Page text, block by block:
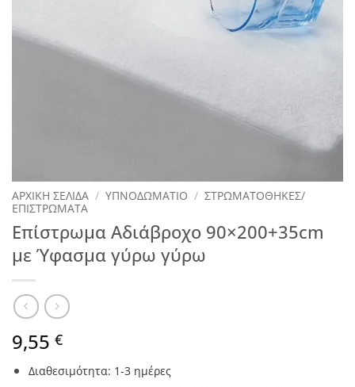
ΑΡΧΙΚΉ ΣΕΛΊΔΑ / ΥΠΝΟΔΩΜΑΤΙΟ / ΣΤΡΩΜΑΤΟΘΗΚΕΣ/
ΕΠΙΣΤΡΩΜΑΤΑ
Επίστρωμα Αδιάβροχο 90×200+35cm
με Ύφασμα γύρω γύρω
9,55 €
Διαθεσιμότητα: 1-3 ημέρες